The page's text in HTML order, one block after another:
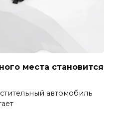
места становится
автомобиль